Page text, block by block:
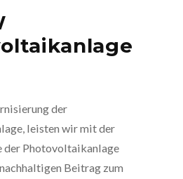
der
leisten wir mit der
der Photovoltaikanlage
Beitrag zum